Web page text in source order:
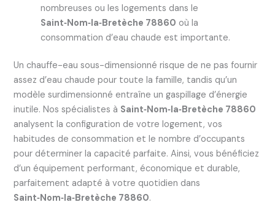
nombreuses ou les logements dans le
Saint‑Nom‑la‑Bretèche 78860 où la
consommation d’eau chaude est importante.
Un chauffe-eau sous-dimensionné risque de ne pas fournir
assez d’eau chaude pour toute la famille, tandis qu’un
modèle surdimensionné entraîne un gaspillage d’énergie
inutile. Nos spécialistes à Saint‑Nom‑la‑Bretèche 78860
analysent la configuration de votre logement, vos
habitudes de consommation et le nombre d’occupants
pour déterminer la capacité parfaite. Ainsi, vous bénéficiez
d’un équipement performant, économique et durable,
parfaitement adapté à votre quotidien dans
Saint‑Nom‑la‑Bretèche 78860.